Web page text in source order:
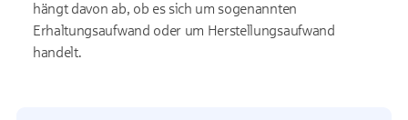
hängt davon ab, ob es sich um sogenannten
Erhaltungsaufwand oder um Herstellungsaufwand
handelt.